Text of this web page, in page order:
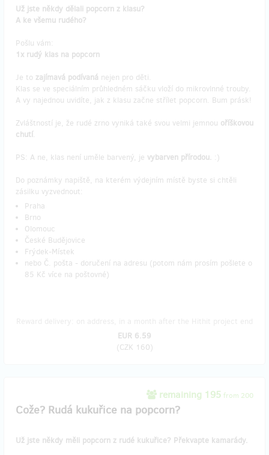
Už jste někdy dělali popcorn z klasu?
A ke všemu rudého?
Pošlu vám:
1x rudý klas na popcorn
Je to zajímavá podívaná nejen pro děti.
Klas se ve speciálním průhledném sáčku vloží do mikrovlnné trouby.
A vy najednou uvidíte, jak z klasu začne střílet popcorn. Bum prásk!
Zvláštností je, že rudé zrno vyniká také svou velmi jemnou oříškovou
chutí.
PS: A ne, klas není uměle barvený, je vybarven přírodou. :)
Do poznámky napiště, na kterém výdejním místě byste si chtěli
zásilku vyzvednout:
Praha
Brno
Olomouc
České Budějovice
Frýdek-Místek
nebo Č. pošta - doručení na adresu (potom nám prosím pošlete o
85 Kč více na poštovné)
EUR 6.59
(CZK 160)
remaining 195 from 200
Cože? Rudá kukuřice na popcorn?
Už jste někdy měli popcorn z rudé kukuřice? Překvapte kamarády.